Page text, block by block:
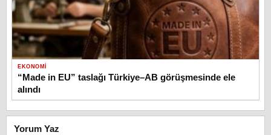
EKONOMI
“Made in EU” taslağı Türkiye–AB görüşmesinde ele
alındı
Yorum Yaz